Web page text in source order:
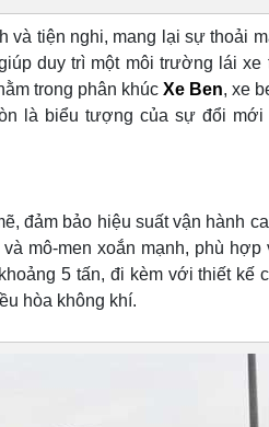
và tiện nghi, mang lại sự thoải
duy trì một môi trường lái xe
trong phân khúc Xe Ben, xe
là biểu tượng của sự đổi mới
đảm bảo hiệu suất vận hành
mô-men xoắn mạnh, phù hợp
5 tấn, đi kèm với thiết kế
hòa không khí.